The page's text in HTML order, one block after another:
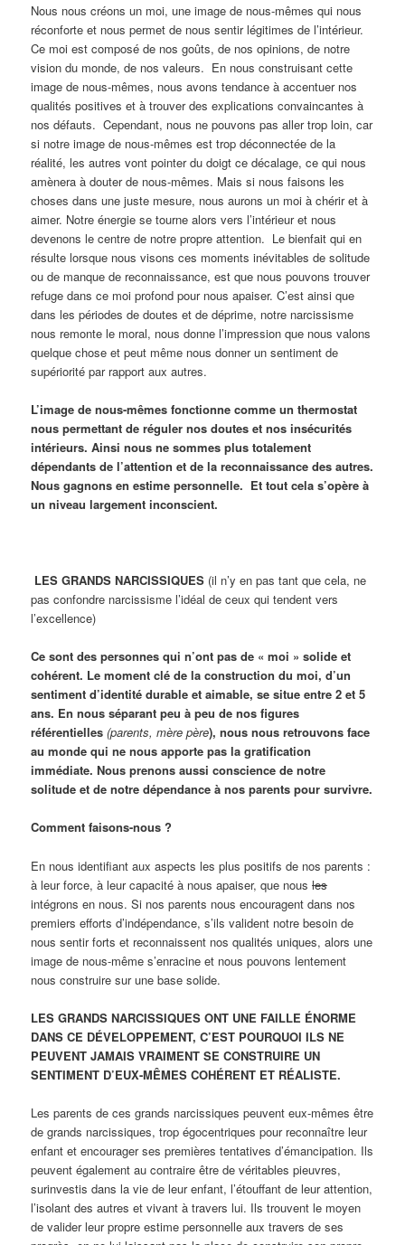
Nous nous créons un moi, une image de nous-mêmes qui nous
réconforte et nous permet de nous sentir légitimes de l’intérieur.
Ce moi est composé de nos goûts, de nos opinions, de notre
vision du monde, de nos valeurs. En nous construisant cette
image de nous-mêmes, nous avons tendance à accentuer nos
qualités positives et à trouver des explications convaincantes à
nos défauts. Cependant, nous ne pouvons pas aller trop loin, car
si notre image de nous-mêmes est trop déconnectée de la
réalité, les autres vont pointer du doigt ce décalage, ce qui nous
amènera à douter de nous-mêmes. Mais si nous faisons les
choses dans une juste mesure, nous aurons un moi à chérir et à
aimer. Notre énergie se tourne alors vers l’intérieur et nous
devenons le centre de notre propre attention. Le bienfait qui en
résulte lorsque nous visons ces moments inévitables de solitude
ou de manque de reconnaissance, est que nous pouvons trouver
refuge dans ce moi profond pour nous apaiser. C’est ainsi que
dans les périodes de doutes et de déprime, notre narcissisme
nous remonte le moral, nous donne l’impression que nous valons
quelque chose et peut même nous donner un sentiment de
supériorité par rapport aux autres.
L’image de nous-mêmes fonctionne comme un thermostat
nous permettant de réguler nos doutes et nos insécurités
intérieurs. Ainsi nous ne sommes plus totalement
dépendants de l’attention et de la reconnaissance des autres.
Nous gagnons en estime personnelle. Et tout cela s’opère à
un niveau largement inconscient.
LES GRANDS NARCISSIQUES (il n’y en pas tant que cela, ne
pas confondre narcissisme l’idéal de ceux qui tendent vers
l’excellence)
Ce sont des personnes qui n’ont pas de « moi » solide et
cohérent. Le moment clé de la construction du moi, d’un
sentiment d’identité durable et aimable, se situe entre 2 et 5
ans. En nous séparant peu à peu de nos figures
référentielles(parents, mère père), nous nous retrouvons face
au monde qui ne nous apporte pas la gratification
immédiate. Nous prenons aussi conscience de notre
solitude et de notre dépendance à nos parents pour survivre.
Comment faisons-nous ?
En nous identifiant aux aspects les plus positifs de nos parents :
à leur force, à leur capacité à nous apaiser, que nousles
intégrons en nous. Si nos parents nous encouragent dans nos
premiers efforts d’indépendance, s’ils valident notre besoin de
nous sentir forts et reconnaissent nos qualités uniques, alors une
image de nous-même s’enracine et nous pouvons lentement
nous construire sur une base solide.
LES GRANDS NARCISSIQUES ONT UNE FAILLE ÉNORME
DANS CE DÉVELOPPEMENT, C’EST POURQUOI ILS NE
PEUVENT JAMAIS VRAIMENT SE CONSTRUIRE UN
SENTIMENT D’EUX-MÊMES COHÉRENT ET RÉALISTE.
Les parents de ces grands narcissiques peuvent eux-mêmes être
de grands narcissiques, trop égocentriques pour reconnaître leur
enfant et encourager ses premières tentatives d’émancipation. Ils
peuvent également au contraire être de véritables pieuvres,
surinvestis dans la vie de leur enfant, l’étouffant de leur attention,
l’isolant des autres et vivant à travers lui. Ils trouvent le moyen
de valider leur propre estime personnelle aux travers de ses